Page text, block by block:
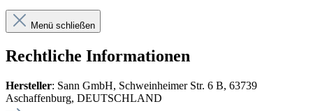
Menü schließen
Rechtliche Informationen
Hersteller: Sann GmbH, Schweinheimer Str. 6 B, 63739
Aschaffenburg, DEUTSCHLAND